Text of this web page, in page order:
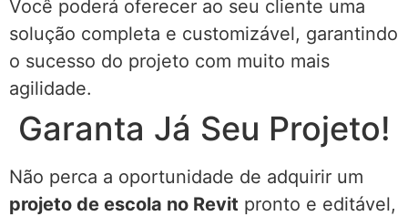
Você poderá oferecer ao seu cliente uma
solução completa e customizável, garantindo
o sucesso do projeto com muito mais
agilidade.
Garanta Já Seu Projeto!
Não perca a oportunidade de adquirir um
projeto de escola no Revit pronto e editável,